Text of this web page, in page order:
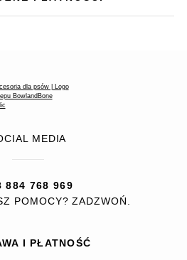
MEDIA
884 768 969
POMOCY? ZADZWOŃ.
I PŁATNOŚĆ